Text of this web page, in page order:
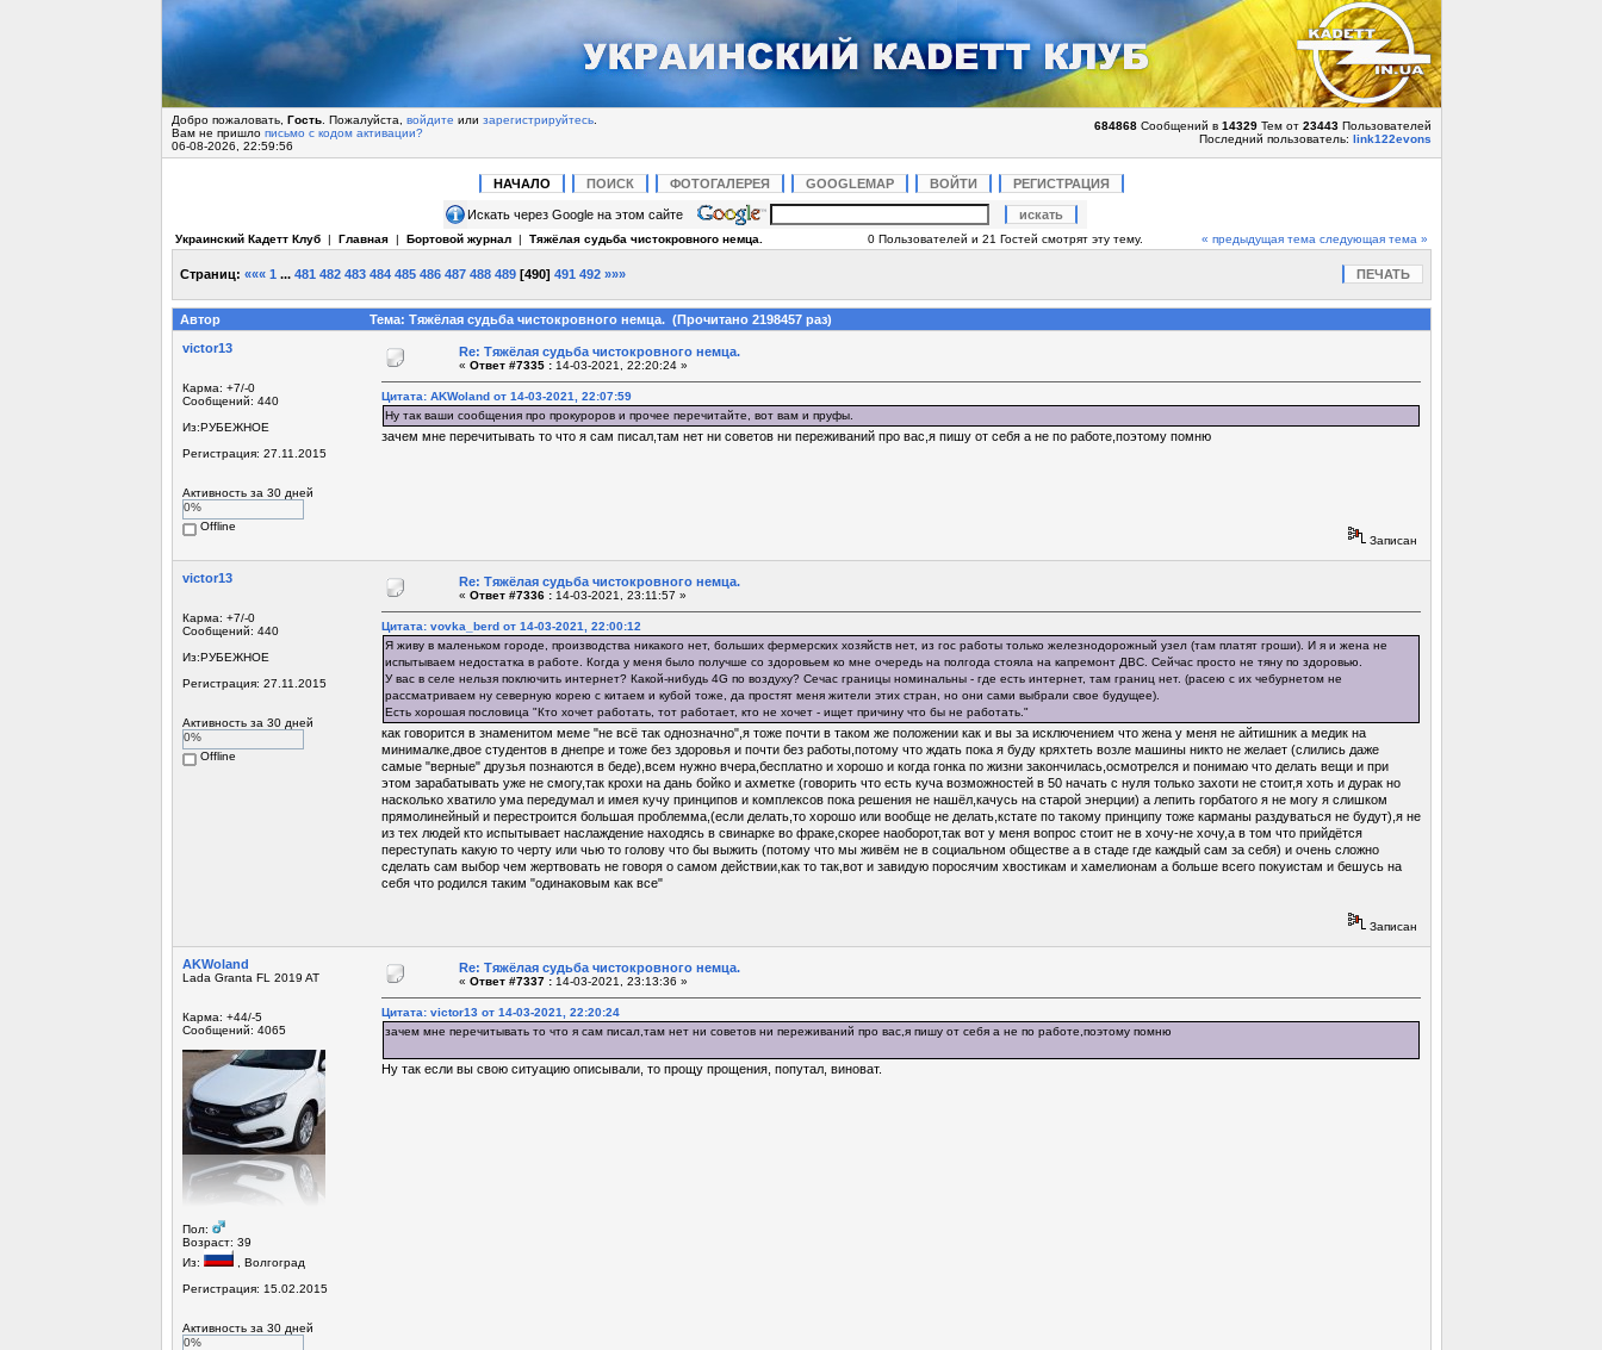
Добро пожаловать, Гость. Пожалуйста, войдите или зарегистрируйтесь.
Вам не пришло письмо с кодом активации?
06-08-2026, 22:59:56
684868Сообщений в 14329Тем от 23443Пользователей
Последний пользователь: link122evons
НАЧАЛО ПОИСК ФОТОГАЛЕРЕЯ GOOGLEMAP ВОЙТИ РЕГИСТРАЦИЯ
Искать через Google на этом сайте
Украинский Кадетт Клуб| Главная| Бортовой журнал| Тяжёлая судьба чистокровного немца. 0 Пользователей и 21 Гостей смотрят эту тему. « предыдущая тема следующая тема »
Страниц: ««« 1 ... 481 482 483 484 485 486 487 488 489[490] 491 492 »»» ПЕЧАТЬ
Автор
Тема: Тяжёлая судьба чистокровного немца. (Прочитано 2198457 раз)
victor13
Карма: +7/-0
Сообщений: 440
Из:РУБЕЖНОЕ
Регистрация: 27.11.2015
Активность за 30 дней
0%
Offline
Re: Тяжёлая судьба чистокровного немца.
« Ответ #7335 :14-03-2021, 22:20:24 »
Цитата: AKWoland от 14-03-2021, 22:07:59
Ну так ваши сообщения про прокуроров и прочее перечитайте, вот вам и пруфы.
зачем мне перечитывать то что я сам писал,там нет ни советов ни переживаний про вас,я пишу от себя а не по работе,поэтому помню
Записан
victor13
Карма: +7/-0
Сообщений: 440
Из:РУБЕЖНОЕ
Регистрация: 27.11.2015
Активность за 30 дней
0%
Offline
Re: Тяжёлая судьба чистокровного немца.
« Ответ #7336 :14-03-2021, 23:11:57 »
Цитата: vovka_berd от 14-03-2021, 22:00:12
Я живу в маленьком городе, производства никакого нет, больших фермерских хозяйств нет, из гос работы только железнодорожный узел (там платят гроши). И я и жена не
испытываем недостатка в работе. Когда у меня было получше со здоровьем ко мне очередь на полгода стояла на капремонт ДВС. Сейчас просто не тяну по здоровью.
У вас в селе нельзя поключить интернет? Какой-нибудь 4G по воздуху? Сечас границы номинальны - где есть интернет, там границ нет. (расею с их чебурнетом не
рассматриваем ну северную корею с китаем и кубой тоже, да простят меня жители этих стран, но они сами выбрали свое будущее).
Есть хорошая пословица "Кто хочет работать, тот работает, кто не хочет - ищет причину что бы не работать."
как говорится в знаменитом меме "не всё так однозначно",я тоже почти в таком же положении как и вы за исключением что жена у меня не айтишник а медик на
минималке,двое студентов в днепре и тоже без здоровья и почти без работы,потому что ждать пока я буду кряхтеть возле машины никто не желает (слились даже
самые "верные" друзья познаются в беде),всем нужно вчера,бесплатно и хорошо и когда гонка по жизни закончилась,осмотрелся и понимаю что делать вещи и при
этом зарабатывать уже не смогу,так крохи на дань бойко и ахметке (говорить что есть куча возможностей в 50 начать с нуля только захоти не стоит,я хоть и дурак но
насколько хватило ума передумал и имея кучу принципов и комплексов пока решения не нашёл,качусь на старой энерции) а лепить горбатого я не могу я слишком
прямолинейный и перестроится большая проблемма,(если делать,то хорошо или вообще не делать,кстате по такому принципу тоже карманы раздуваться не будут),я не
из тех людей кто испытывает наслаждение находясь в свинарке во фраке,скорее наоборот,так вот у меня вопрос стоит не в хочу-не хочу,а в том что прийдётся
переступать какую то черту или чью то голову что бы выжить (потому что мы живём не в социальном обществе а в стаде где каждый сам за себя) и очень сложно
сделать сам выбор чем жертвовать не говоря о самом действии,как то так,вот и завидую поросячим хвостикам и хамелионам а больше всего покуистам и бешусь на
себя что родился таким "одинаковым как все"
Записан
AKWoland
Lada Granta FL 2019 AT
Карма: +44/-5
Сообщений: 4065
Пол:
Возраст: 39
Из:
, Волгоград
Регистрация: 15.02.2015
Активность за 30 дней
0%
Re: Тяжёлая судьба чистокровного немца.
« Ответ #7337 :14-03-2021, 23:13:36 »
Цитата: victor13 от 14-03-2021, 22:20:24
зачем мне перечитывать то что я сам писал,там нет ни советов ни переживаний про вас,я пишу от себя а не по работе,поэтому помню
Ну так если вы свою ситуацию описывали, то прощу прощения, попутал, виноват.